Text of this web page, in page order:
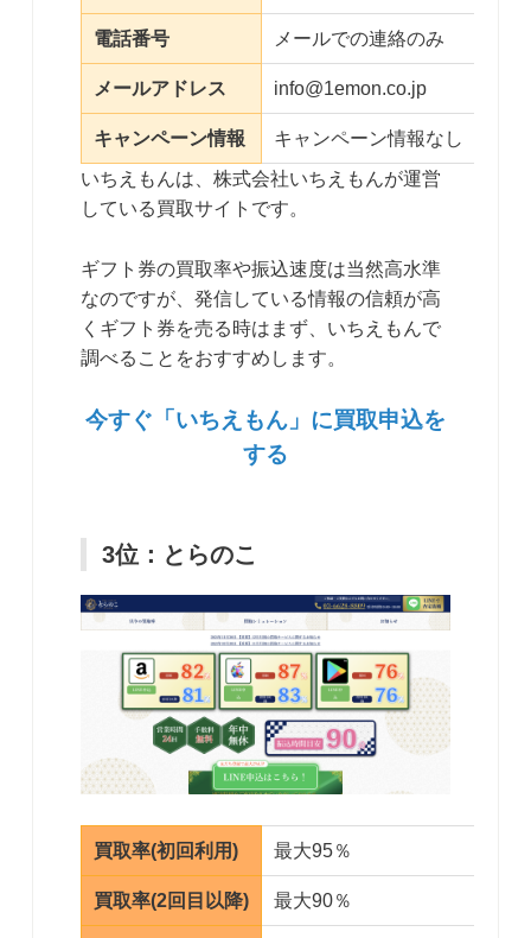
電話番号 メールでの連絡のみ
メールアドレス info@1emon.co.jp
キャンペーン情報
キャンペーン情報なし
いちえもんは、株式会社いちえもんが運営
している買取サイトです。
ギフト券の買取率や振込速度は当然高水準
なのですが、発信している情報の信頼が高
くギフト券を売る時はまず、いちえもんで
調べることをおすすめします。
今すぐ「いちえもん」に買取申込を
する
3位：とらのこ
買取率(初回利用) 最大95％
買取率(2回目以降) 最大90％